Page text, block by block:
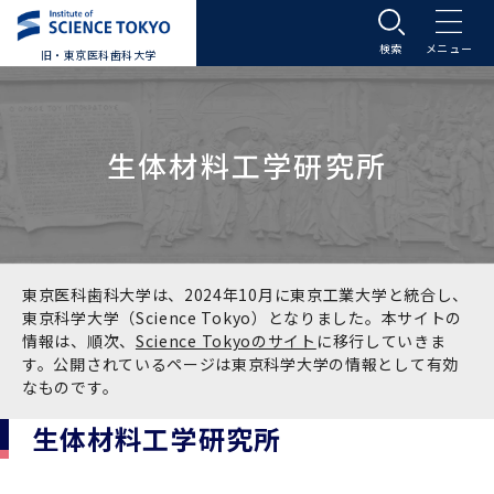
旧・東京医科歯科大学
大学案内トップ
学長メッセージ
基本理念・沿革
基本理念・沿革トップ
東京医科歯科大学の特色
入学案内トップ
大学案内
学部受験生向け「大学案内」（冊子）
学生生活
学生生活トップ
Science Tokyo SPRING (医歯学系)
教育研究組織等
教育研究組織等トップ
大学病院
生体材料工学研究所
東京医科歯科大学は、2024年10月に東京工業大学と統合し、
東京科学大学（Science Tokyo）となりました。本サイトの
情報は、順次、 Science Tokyoのサイト に移行していきま
す。公開されているページは東京科学大学の情報として有効
なものです。
生体材料工学研究所